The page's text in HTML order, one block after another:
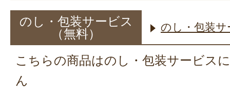
のし・包装サービス
（無料）
のし・包装
こちらの商品はのし・包装サービス
ん